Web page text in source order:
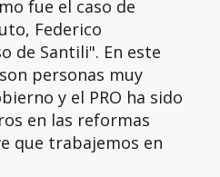
fue el caso de
Federico
de Santili". En este
personas muy
y el PRO ha sido
en las reformas
que trabajemos en